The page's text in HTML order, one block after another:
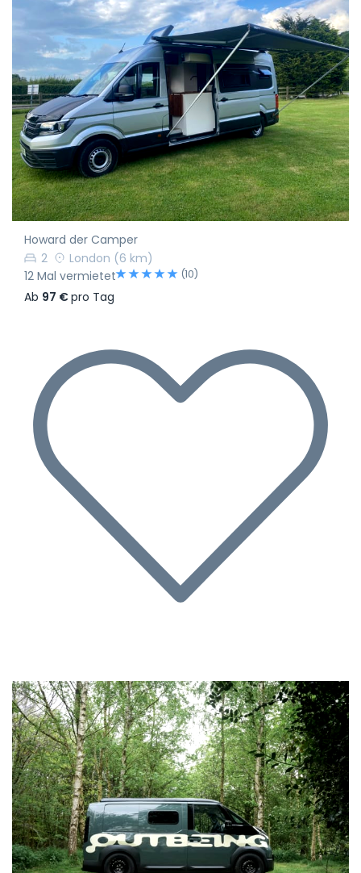
Howard der Camper
2
London (6 km)
12 Mal vermietet
(10)
Ab 97 €pro Tag